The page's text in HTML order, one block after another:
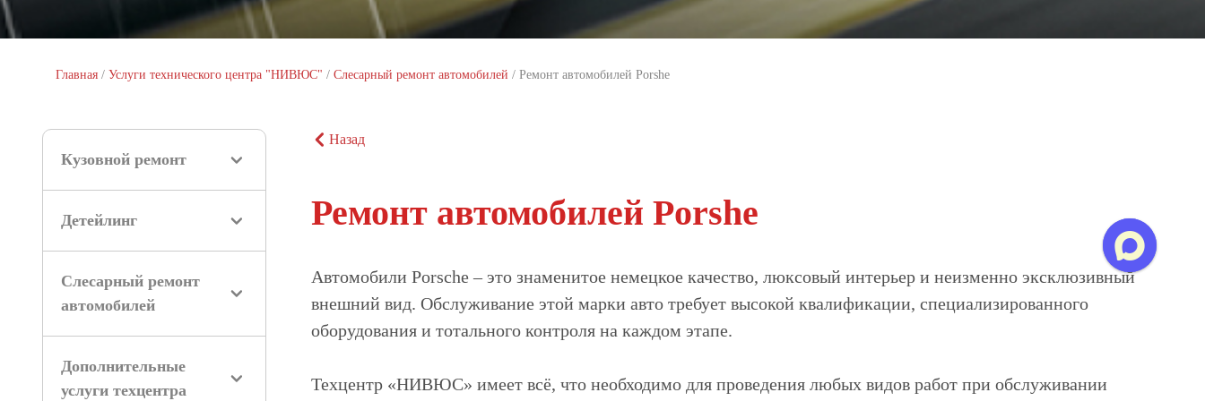
Главная / Услуги технического центра "НИВЮС" / Слесарный ремонт автомобилей / Ремонт автомобилей Porshe
Кузовной ремонт
Детейлинг
Слесарный ремонт
автомобилей
Дополнительные
услуги техцентра
Назад
Ремонт автомобилей Porshe
Автомобили Porsche – это знаменитое немецкое качество, люксовый интерьер и неизменно эксклюзивный
внешний вид. Обслуживание этой марки авто требует высокой квалификации, специализированного
оборудования и тотального контроля на каждом этапе.
Техцентр «НИВЮС» имеет всё, что необходимо для проведения любых видов работ при обслуживании